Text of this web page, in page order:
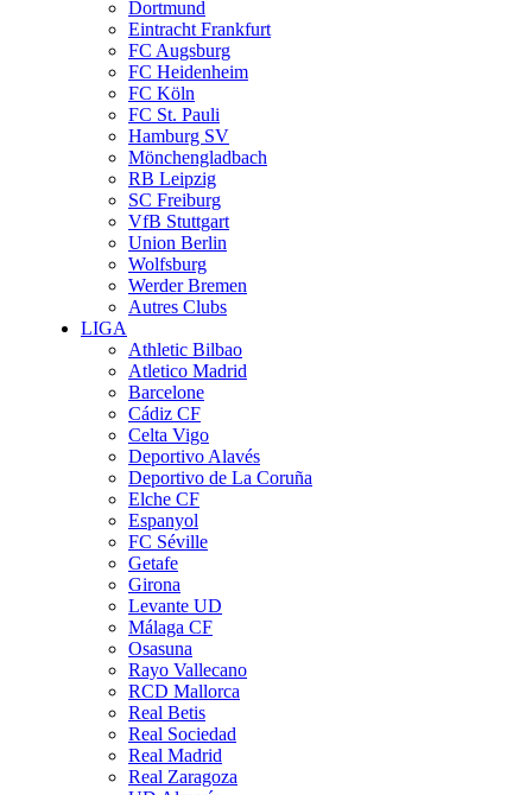
Dortmund
Eintracht Frankfurt
FC Augsburg
FC Heidenheim
FC Köln
FC St. Pauli
Hamburg SV
Mönchengladbach
RB Leipzig
SC Freiburg
VfB Stuttgart
Union Berlin
Wolfsburg
Werder Bremen
Autres Clubs
LIGA
Athletic Bilbao
Atletico Madrid
Barcelone
Cádiz CF
Celta Vigo
Deportivo Alavés
Deportivo de La Coruña
Elche CF
Espanyol
FC Séville
Getafe
Girona
Levante UD
Málaga CF
Osasuna
Rayo Vallecano
RCD Mallorca
Real Betis
Real Sociedad
Real Madrid
Real Zaragoza